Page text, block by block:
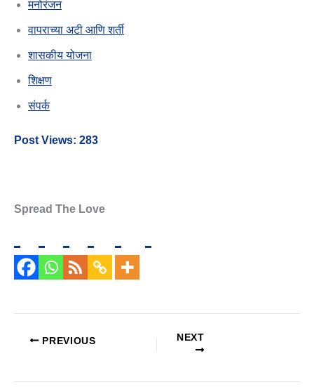
मनोरंजन
वापराच्या अटी आणि शर्ती
शासकीय योजना
शिक्षण
संपर्क
Post Views: 283
Spread The Love
PREVIOUS NEXT